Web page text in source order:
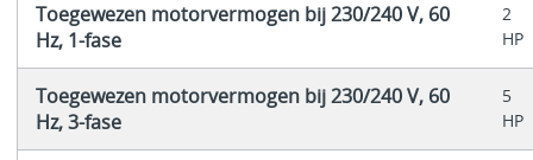
Toegewezen motorvermogen bij 230/240 V, 60
Hz, 1-fase
2
HP
Toegewezen motorvermogen bij 230/240 V, 60
Hz, 3-fase
5
HP